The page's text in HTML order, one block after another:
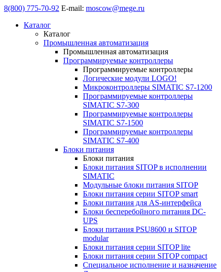
8(800) 775-70-92 E-mail: moscow@mege.ru
Каталог
Каталог
Промышленная автоматизация
Промышленная автоматизация
Программируемые контроллеры
Программируемые контроллеры
Логические модули LOGO!
Микроконтроллеры SIMATIC S7-1200
Программируемые контроллеры
SIMATIC S7-300
Программируемые контроллеры
SIMATIC S7-1500
Программируемые контроллеры
SIMATIC S7-400
Блоки питания
Блоки питания
Блоки питания SITOP в исполнении
SIMATIC
Модульные блоки питания SITOP
Блоки питания серии SITOP smart
Блоки питания для AS-интерфейса
Блоки бесперебойного питания DC-
UPS
Блоки питания PSU8600 и SITOP
modular
Блоки питания серии SITOP lite
Блоки питания серии SITOP compact
Специальное исполнение и назначение